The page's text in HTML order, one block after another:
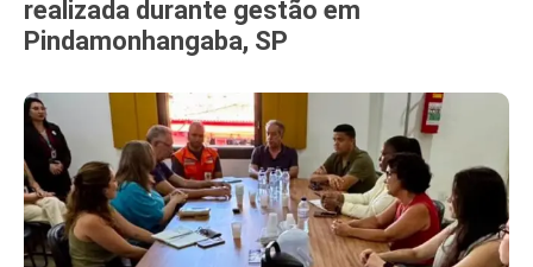
realizada durante gestão em
Pindamonhangaba, SP